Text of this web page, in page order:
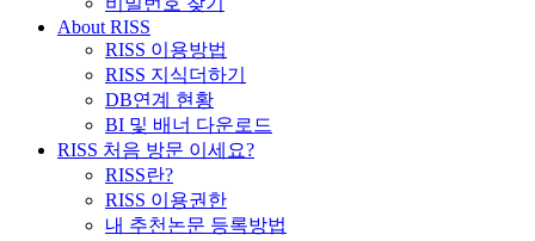
About RISS
RISS 이용방법
RISS 지식더하기
DB연계 현황
BI 및 배너 다운로드
RISS 처음 방문 이세요?
RISS란?
RISS 이용권한
내 추천논문 등록방법